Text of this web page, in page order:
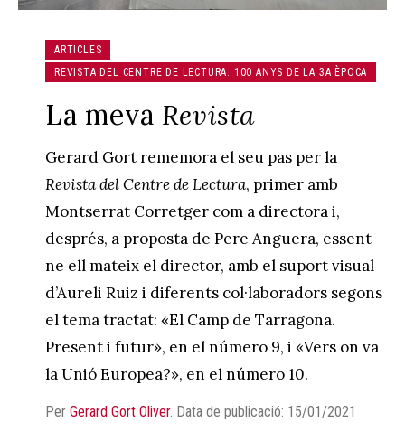
ARTICLES
REVISTA DEL CENTRE DE LECTURA: 100 ANYS DE LA 3A ÈPOCA
La meva Revista
Gerard Gort rememora el seu pas per la
Revista del Centre de Lectura, primer amb
Montserrat Corretger com a directora i,
després, a proposta de Pere Anguera, essent-
ne ell mateix el director, amb el suport visual
d’Aureli Ruiz i diferents col·laboradors segons
el tema tractat: «El Camp de Tarragona.
Present i futur», en el número 9, i «Vers on va
la Unió Europea?», en el número 10.
Per Gerard Gort Oliver. Data de publicació: 15/01/2021